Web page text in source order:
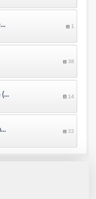
Das Gebet dessen, der weder Wudu noch Tayammum vornehmen kann 1
38
Reinigung von Nadschâsa (Unreinheit) 14
Menstruation und Wochenbett 22